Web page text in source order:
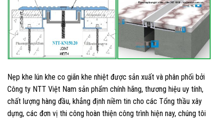
Nẹp khe lún khe co giãn khe nhiệt được sản xuất và phân phối bởi
Công ty NTT Việt Nam sản phẩm chính hãng, thương hiệu uy tính,
chất lượng hàng đầu, khẳng định niềm tin cho các Tổng thầu xây
dựng, các đơn vị thi công hoàn thiện công trình hiện nay, chúng tôi